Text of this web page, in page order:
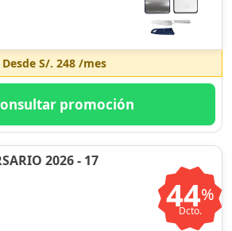
Desde S/. 248/mes
promoción
2026 - 17
44%
Dcto.